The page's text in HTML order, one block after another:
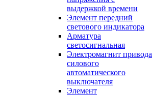
выдержкой времени
Элемент передний
светового индикатора
Арматура
светосигнальная
Электромагнит привода
силового
автоматического
выключателя
Элемент